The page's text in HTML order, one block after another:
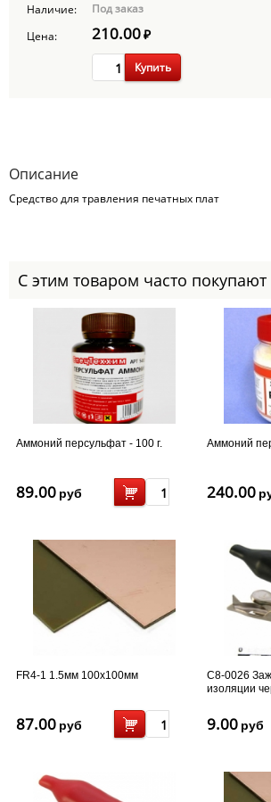
Наличие:
Под заказ
Цена:
210.00₽
Купить
Описание
Средство для травления печатных плат
С этим товаром часто покупают
Аммоний персульфат - 100 г.
89.00 руб
Аммоний
240.00
FR4-1 1.5мм 100x100мм
87.00 руб
С8-0026
изоляции
9.00 руб